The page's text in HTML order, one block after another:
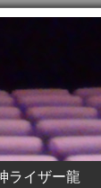
ライザー龍